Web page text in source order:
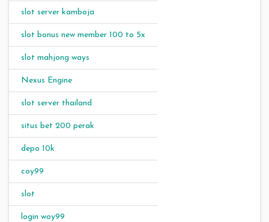
slot server kamboja
slot bonus new member 100 to 5x
slot mahjong ways
Nexus Engine
slot server thailand
situs bet 200 perak
depo 10k
coy99
slot
login woy99